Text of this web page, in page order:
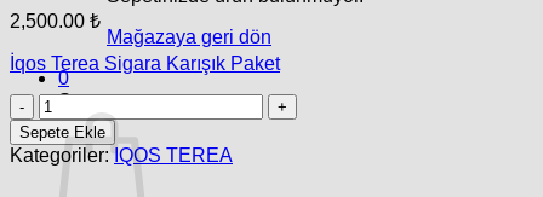
Mağazaya geri dön
0
Sepet
2,500.00 ₺
İqos Terea Sigara Karışık Paket
İqos
Terea
Sigara
Karışık
Sepete Ekle
Kategoriler: IQOS TEREA